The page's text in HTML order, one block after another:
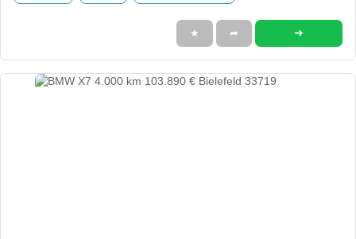
★ ➦ ➜